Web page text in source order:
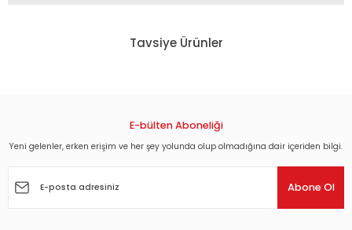
kullanarak tarafımıza iletebilirsiniz.
Ürün açıklamasında eksik bilgiler bulunuyor.
Ürün bilgilerinde hatalar bulunuyor.
Bu ürüne benzer farklı alternatifler olmalı.
Tavsiye Ürünler
1.098,36 TL
TIGRAN HAMASYAN - LUYS I LUSO / YEREVAN STATE CHAMBER CHOIR /
918,00 TL
E-bülten Aboneliği
Yeni gelenler, erken erişim ve her şey yolunda olup olmadığına dair içeriden bilgi.
Abone Ol